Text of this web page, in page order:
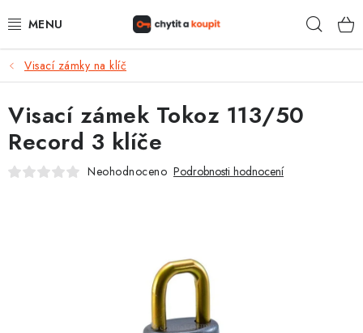
na
DŮM, BYT, ZAHRADA
ZÁMEČNICTVÍ - ZABEZPEČENÍ
KANCELÁŘ
Visací zámky na klíč
Visací zámek Tokoz 113/50
Record 3 klíče
Neohodnoceno Podrobnosti hodnocení